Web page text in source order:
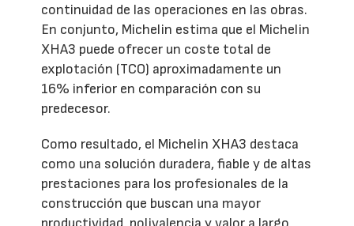
continuidad de las operaciones en las obras.
En conjunto, Michelin estima que el Michelin
XHA3 puede ofrecer un coste total de
explotación (TCO) aproximadamente un
16% inferior en comparación con su
predecesor.
Como resultado, el Michelin XHA3 destaca
como una solución duradera, fiable y de altas
prestaciones para los profesionales de la
construcción que buscan una mayor